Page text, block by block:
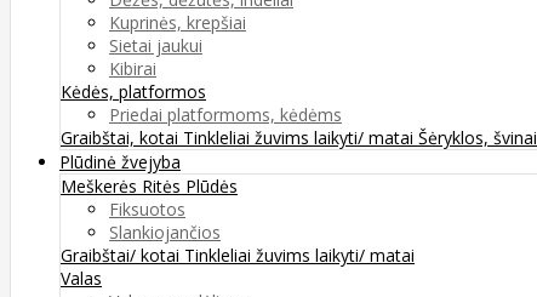
Kuprinės, krepšiai
Sietai jaukui
Kibirai
Kėdės, platformos
Priedai platformoms, kėdėms
Graibštai, kotai Tinkleliai žuvims laikyti/ matai Šėryklos, švinai
Plūdinė žvejyba
Meškerės Ritės Plūdės
Fiksuotos
Slankiojančios
Graibštai/ kotai Tinkleliai žuvims laikyti/ matai
Valas